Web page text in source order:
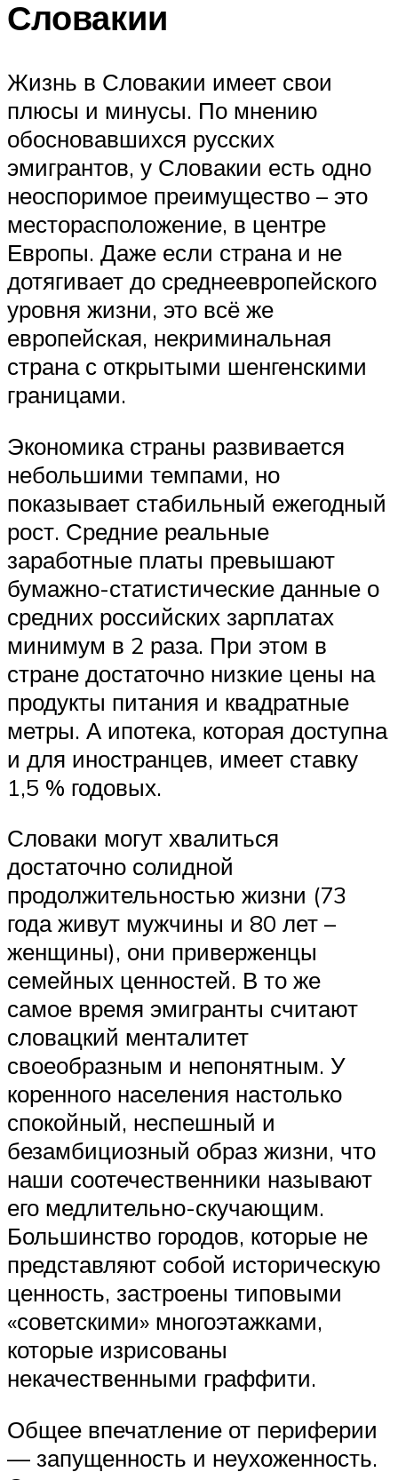
Словакии
Жизнь в Словакии имеет свои
плюсы и минусы. По мнению
обосновавшихся русских
эмигрантов, у Словакии есть одно
неоспоримое преимущество – это
месторасположение, в центре
Европы. Даже если страна и не
дотягивает до среднеевропейского
уровня жизни, это всё же
европейская, некриминальная
страна с открытыми шенгенскими
границами.
Экономика страны развивается
небольшими темпами, но
показывает стабильный ежегодный
рост. Средние реальные
заработные платы превышают
бумажно-статистические данные о
средних российских зарплатах
минимум в 2 раза. При этом в
стране достаточно низкие цены на
продукты питания и квадратные
метры. А ипотека, которая доступна
и для иностранцев, имеет ставку
1,5 % годовых.
Словаки могут хвалиться
достаточно солидной
продолжительностью жизни (73
года живут мужчины и 80 лет –
женщины), они приверженцы
семейных ценностей. В то же
самое время эмигранты считают
словацкий менталитет
своеобразным и непонятным. У
коренного населения настолько
спокойный, неспешный и
безамбициозный образ жизни, что
наши соотечественники называют
его медлительно-скучающим.
Большинство городов, которые не
представляют собой историческую
ценность, застроены типовыми
«советскими» многоэтажками,
которые изрисованы
некачественными граффити.
Общее впечатление от периферии
— запущенность и неухоженность.